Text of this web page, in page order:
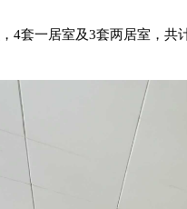
， 4套一居室及3套两居室，共